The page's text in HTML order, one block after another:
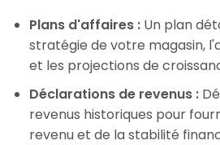
Plans d'affaires :Un plan
stratégie de votre magasin,
et les projections de
Déclarations de revenus :
revenus historiques pour
revenu et de la stabilité